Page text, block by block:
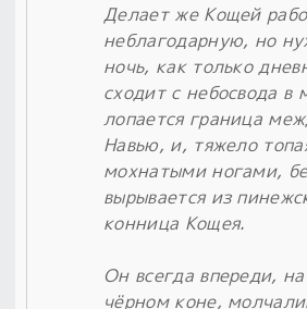
Делает же Кощей
неблагодарную, но
ночь, как только
сходит с небосвода в
лопается граница
Навью, и, тяжело
мохнатыми ногами,
вырывается из
конница Кощея.
Он всегда впереди,
чёрном коне,